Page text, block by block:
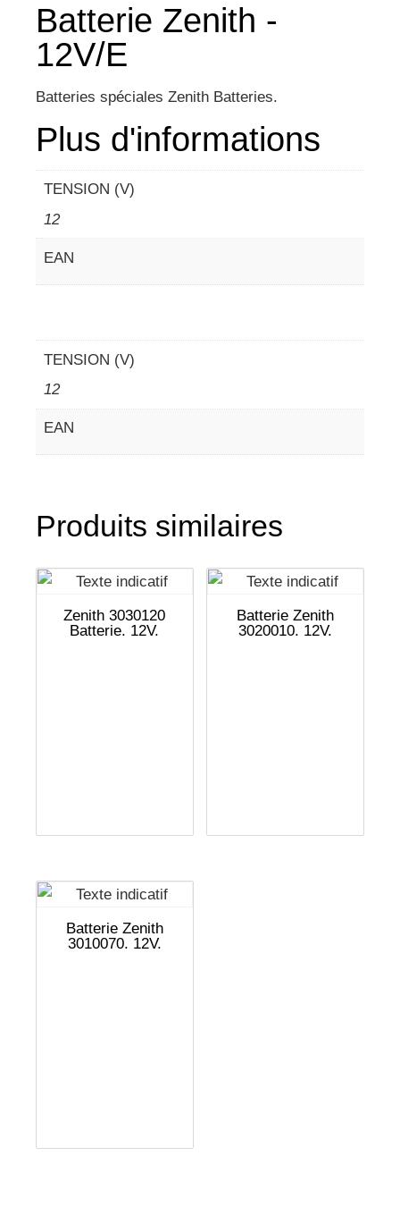
Batterie Zenith -
12V/E
Batteries spéciales Zenith Batteries.
Plus d'informations
TENSION (V)
12
EAN
TENSION (V)
12
EAN
Produits similaires
Zenith 3030120
Batterie. 12V.
Batterie Zenith
3020010. 12V.
Batterie Zenith
3010070. 12V.